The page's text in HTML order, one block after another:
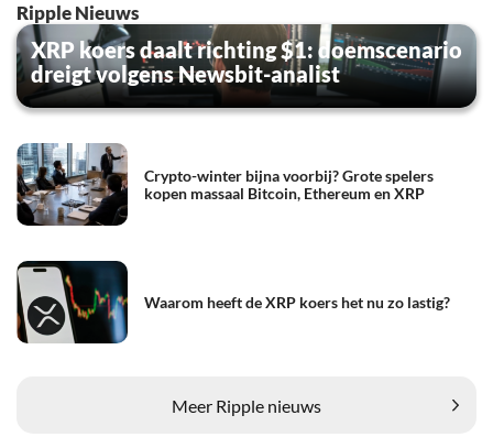
Ripple Nieuws
XRP koers daalt richting $1: doemscenario
dreigt volgens Newsbit-analist
Crypto-winter bijna voorbij? Grote spelers
kopen massaal Bitcoin, Ethereum en XRP
Waarom heeft de XRP koers het nu zo lastig?
Meer Ripple nieuws